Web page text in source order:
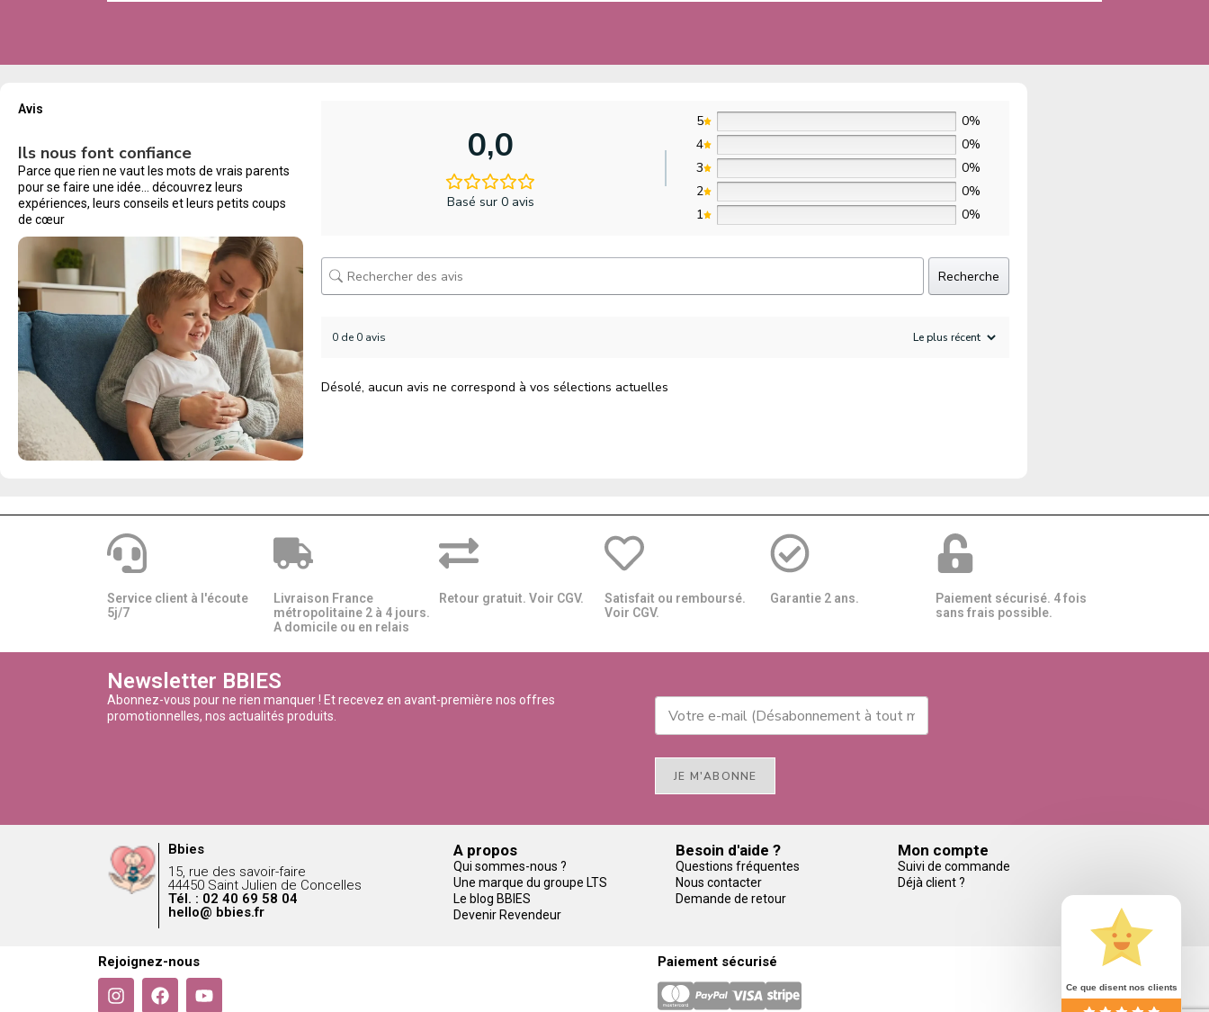
Avis
Ils nous font confiance
Parce que rien ne vaut les mots de vrais parents
pour se faire une idée… découvrez leurs
expériences, leurs conseils et leurs petits coups
de cœur
0,0
Basé sur 0 avis
5
0%
4
0%
3
0%
2
0%
1
0%
Recherche
0 de 0 avis
Désolé, aucun avis ne correspond à vos sélections actuelles
Service client à l'écoute
5j/7
Livraison France
métropolitaine 2 à 4 jours.
A domicile ou en relais​​
Retour gratuit. Voir CGV.
Satisfait ou remboursé.
Voir CGV.
Garantie 2 ans.
Paiement sécurisé. 4 fois
sans frais possible.
Newsletter BBIES
Abonnez-vous pour ne rien manquer ! Et recevez en avant-première nos offres
promotionnelles, nos actualités produits.
JE M'ABONNE
Bbies
15, rue des savoir-faire
44450 Saint Julien de Concelles
Tél. : 02 40 69 58 04
hello@ bbies.fr
A propos
Qui sommes-nous ?
Une marque du groupe LTS
Le blog BBIES
Devenir Revendeur
Besoin d'aide ?
Questions fréquentes
Nous contacter
Demande de retour
Mon compte
Suivi de commande
Déjà client ?
Rejoignez-nous Paiement sécurisé
Ce que disent nos clients